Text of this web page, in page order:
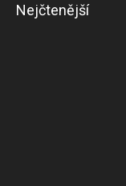
Nejčtenější